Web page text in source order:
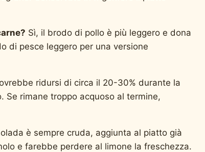
Sì, il brodo di pollo è più leggero e dona
di pesce leggero per una versione
ridursi di circa il 20-30% durante la
Se rimane troppo acquoso al termine,
è sempre cruda, aggiunta al piatto già
e farebbe perdere al limone la freschezza.